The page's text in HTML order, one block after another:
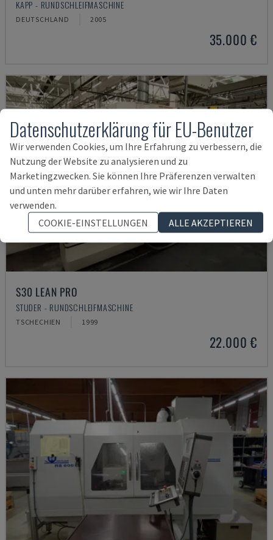
KAPP - RUNDSCHLEIFMASCHINE
DEUTSCHLAND 2005
35.000 €
S30 LEAN PRO
STUDER - RUNDSCHLEIFMASCHINE
TSCHECHIEN 1999
22.000 €
Datenschutzerklärung für EU-Benutzer
Wir verwenden Cookies, um Ihre Erfahrung zu verbessern, die
Nutzung der Website zu analysieren und zu
Marketingzwecken. Sie können Ihre Präferenzen verwalten
und unten mehr darüber erfahren, wie wir Ihre Daten
verwenden.
COOKIE-EINSTELLUNGEN
ALLE AKZEPTIEREN